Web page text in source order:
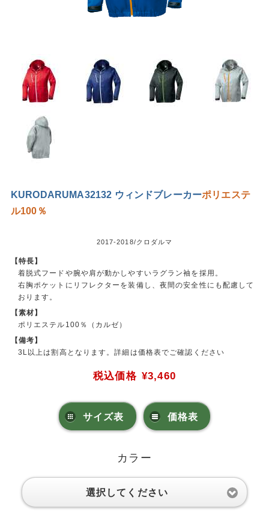
KURODARUMA32132 ウィンドブレーカーポリエステ
ル100％
2017-2018/クロダルマ
【特長】
着脱式フードや腕や肩が動かしやすいラグラン袖を採用。
右胸ポケットにリフレクターを装備し、夜間の安全性にも配慮して
おります。
【素材】
ポリエステル100％（カルゼ）
【備考】
3L以上は割高となります。詳細は価格表でご確認ください
税込価格 ¥3,460
サイズ表 価格表
カラー
選択してください